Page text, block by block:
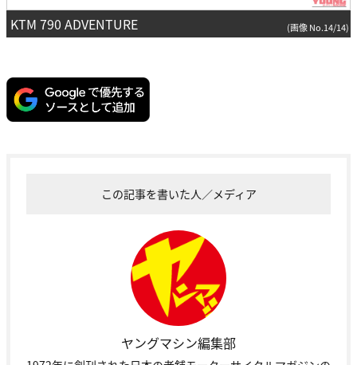
KTM 790 ADVENTURE (画像 No.14/14)
この記事を書いた人／メディア
ヤングマシン編集部